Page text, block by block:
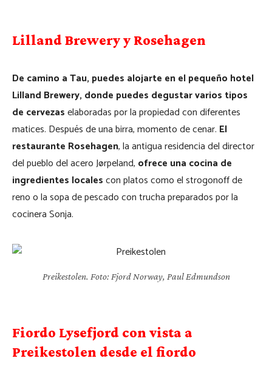
Lilland Brewery y Rosehagen
De camino a Tau, puedes alojarte en el pequeño hotel
Lilland Brewery, donde puedes degustar varios tipos
de cervezaselaboradas por la propiedad con diferentes
matices. Después de una birra, momento de cenar. El
restaurante Rosehagen, la antigua residencia del director
del pueblo del acero Jørpeland, ofrece una cocina de
ingredientes localescon platos como el strogonoff de
reno o la sopa de pescado con trucha preparados por la
cocinera Sonja.
Preikestolen. Foto: Fjord Norway, Paul Edmundson
Fiordo Lysefjord con vista a
Preikestolen desde el fiordo